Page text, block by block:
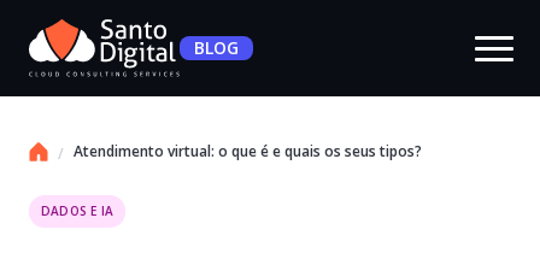
BLOG
Atendimento virtual: o que é e quais os seus tipos?
DADOS E IA